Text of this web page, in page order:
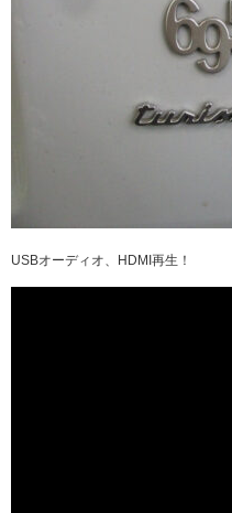
USBオーディオ、HDMI再生！